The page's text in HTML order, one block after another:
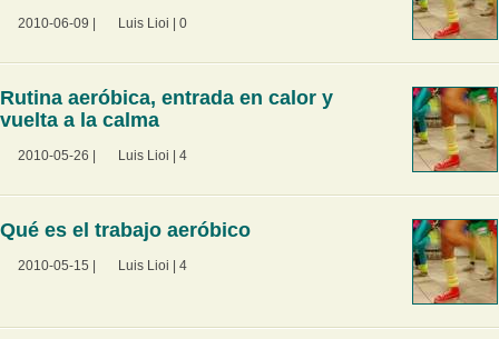
2010-06-09 Luis Lioi 0
Rutina aeróbica, entrada en calor y
vuelta a la calma
2010-05-26 Luis Lioi 4
Qué es el trabajo aeróbico
2010-05-15 Luis Lioi 4